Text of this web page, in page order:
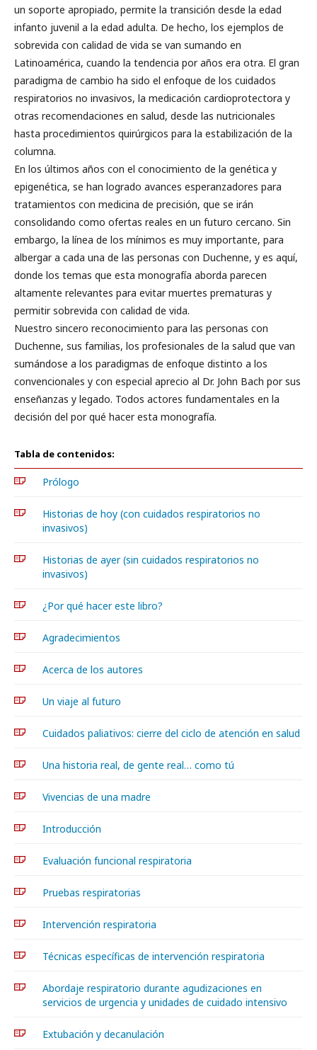
un soporte apropiado, permite la transición desde la edad
infanto juvenil a la edad adulta. De hecho, los ejemplos de
sobrevida con calidad de vida se van sumando en
Latinoamérica, cuando la tendencia por años era otra. El gran
paradigma de cambio ha sido el enfoque de los cuidados
respiratorios no invasivos, la medicación cardioprotectora y
otras recomendaciones en salud, desde las nutricionales
hasta procedimientos quirúrgicos para la estabilización de la
columna.
En los últimos años con el conocimiento de la genética y
epigenética, se han logrado avances esperanzadores para
tratamientos con medicina de precisión, que se irán
consolidando como ofertas reales en un futuro cercano. Sin
embargo, la línea de los mínimos es muy importante, para
albergar a cada una de las personas con Duchenne, y es aquí,
donde los temas que esta monografía aborda parecen
altamente relevantes para evitar muertes prematuras y
permitir sobrevida con calidad de vida.
Nuestro sincero reconocimiento para las personas con
Duchenne, sus familias, los profesionales de la salud que van
sumándose a los paradigmas de enfoque distinto a los
convencionales y con especial aprecio al Dr. John Bach por sus
enseñanzas y legado. Todos actores fundamentales en la
decisión del por qué hacer esta monografía.
Tabla de contenidos:
Prólogo
Historias de hoy (con cuidados respiratorios no
invasivos)
Historias de ayer (sin cuidados respiratorios no
invasivos)
¿Por qué hacer este libro?
Agradecimientos
Acerca de los autores
Un viaje al futuro
Cuidados paliativos: cierre del ciclo de atención en salud
Una historia real, de gente real… como tú
Vivencias de una madre
Introducción
Evaluación funcional respiratoria
Pruebas respiratorias
Intervención respiratoria
Técnicas específicas de intervención respiratoria
Abordaje respiratorio durante agudizaciones en
servicios de urgencia y unidades de cuidado intensivo
Extubación y decanulación